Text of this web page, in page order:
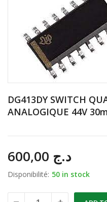
DG413DY SWITCH
ANALOGIQUE 44V
د.ج
Disponibilité: 50 in stock